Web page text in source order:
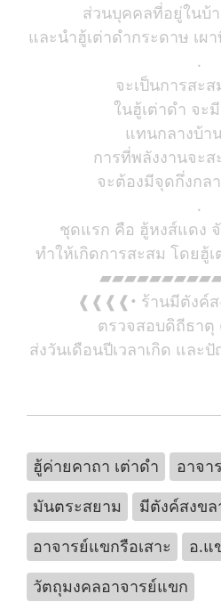
ส่วนบุคคลที่อยู่ในบ้
และนำฮู้เต่าดำกระดาษ เผ
.
จะเป็นการสะ
ในฮู้เต่าดำ จะ
แทนกลางบ้า
การที่พลังงานจะ
จะต้องมีจุดกึ่งกล
.
ชุดแรก คือ ฮู้หงส์แดง
ทำให้เกิดการสะสม โดยฮู้
❰❰❰❰• ร้านมีตังค์
ตรวจสอบดิถีธาตุ
ส่งวันเดือนปีเวลาเกิด และ
ฮู้ค่ายคาถา เต่าดำ อาจา
มันตระสยาม
มีตังค์สงขล
อาจารย์แขกรือเสาะ
อ.แ
วัตถุมงคลอาจารย์แขก